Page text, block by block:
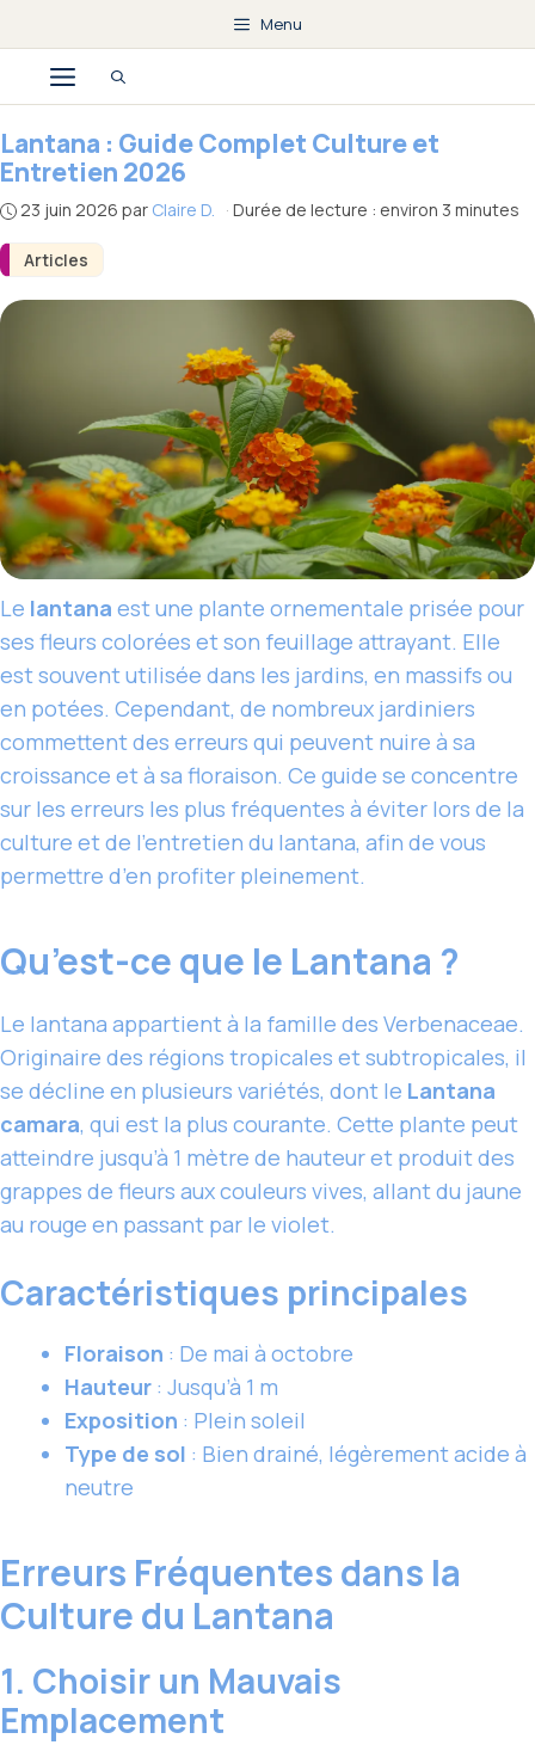
au
contenu
Menu
Menu
Articles
Lantana : Guide Complet Culture et
Entretien 2026
23 juin 2026 par Claire D. · Durée de lecture : environ 3 minutes
Le lantana est une plante ornementale prisée pour
ses fleurs colorées et son feuillage attrayant. Elle
est souvent utilisée dans les jardins, en massifs ou
en potées. Cependant, de nombreux jardiniers
commettent des erreurs qui peuvent nuire à sa
croissance et à sa floraison. Ce guide se concentre
sur les erreurs les plus fréquentes à éviter lors de la
culture et de l’entretien du lantana, afin de vous
permettre d’en profiter pleinement.
Qu’est-ce que le Lantana ?
Le lantana appartient à la famille des Verbenaceae.
Originaire des régions tropicales et subtropicales, il
se décline en plusieurs variétés, dont le Lantana
camara, qui est la plus courante. Cette plante peut
atteindre jusqu’à 1 mètre de hauteur et produit des
grappes de fleurs aux couleurs vives, allant du jaune
au rouge en passant par le violet.
Caractéristiques principales
Floraison : De mai à octobre
Hauteur : Jusqu’à 1 m
Exposition : Plein soleil
Type de sol : Bien drainé, légèrement acide à
neutre
Erreurs Fréquentes dans la
Culture du Lantana
1. Choisir un Mauvais
Emplacement